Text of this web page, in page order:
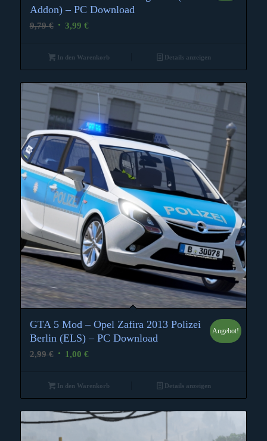
Addon) – PC Download
9,79€ Ursprünglicher
3,99 €Aktueller
In den Warenkorb Details anzeigen
GTA 5 Mod – Opel Zafira 2013 Polizei
Berlin (ELS) – PC Download
2,99€ Ursprünglicher
1,00 €Aktueller
Angebot!
In den Warenkorb Details anzeigen